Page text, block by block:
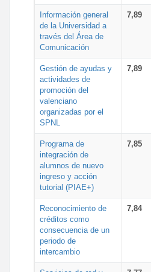
Información general
de la Universidad a
través del Área de
Comunicación
7,89
Gestión de ayudas y
actividades de
promoción del
valenciano
organizadas por el
SPNL
7,89
Programa de
integración de
alumnos de nuevo
ingreso y acción
tutorial (PIAE+)
7,85
Reconocimiento de
créditos como
consecuencia de un
periodo de
intercambio
7,84